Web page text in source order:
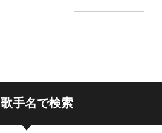
歌手名で検索